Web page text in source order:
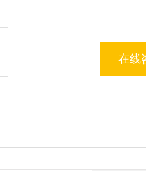
在线